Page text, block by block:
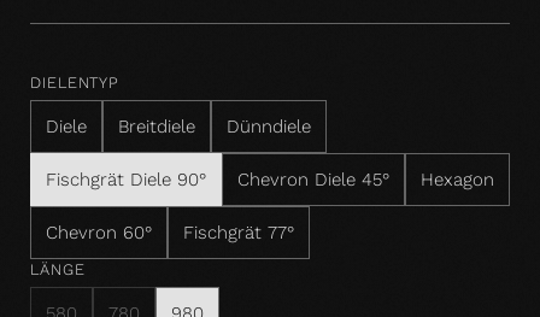
DIELENTYP
Diele Breitdiele Dünndiele
Fischgrät Diele 90° Chevron Diele 45° Hexagon
Chevron 60° Fischgrät 77°
LÄNGE